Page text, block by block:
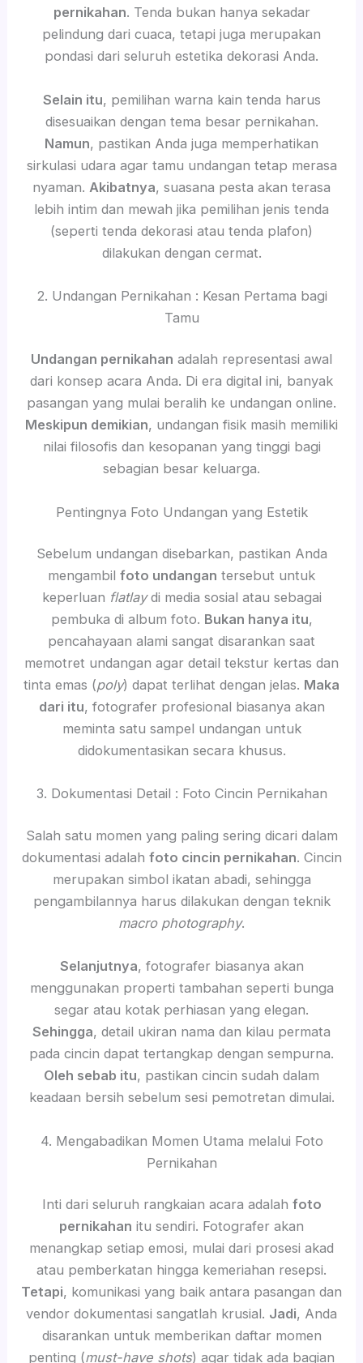
pernikahan. Tenda bukan hanya sekadar
pelindung dari cuaca, tetapi juga merupakan
pondasi dari seluruh estetika dekorasi Anda.
Selain itu, pemilihan warna kain tenda harus
disesuaikan dengan tema besar pernikahan.
Namun, pastikan Anda juga memperhatikan
sirkulasi udara agar tamu undangan tetap merasa
nyaman. Akibatnya, suasana pesta akan terasa
lebih intim dan mewah jika pemilihan jenis tenda
(seperti tenda dekorasi atau tenda plafon)
dilakukan dengan cermat.
2. Undangan Pernikahan : Kesan Pertama bagi
Tamu
Undangan pernikahan adalah representasi awal
dari konsep acara Anda. Di era digital ini, banyak
pasangan yang mulai beralih ke undangan online.
Meskipun demikian, undangan fisik masih memiliki
nilai filosofis dan kesopanan yang tinggi bagi
sebagian besar keluarga.
Pentingnya Foto Undangan yang Estetik
Sebelum undangan disebarkan, pastikan Anda
mengambil foto undangan tersebut untuk
keperluan flatlaydi media sosial atau sebagai
pembuka di album foto. Bukan hanya itu,
pencahayaan alami sangat disarankan saat
memotret undangan agar detail tekstur kertas dan
tinta emas (poly) dapat terlihat dengan jelas. Maka
dari itu, fotografer profesional biasanya akan
meminta satu sampel undangan untuk
didokumentasikan secara khusus.
3. Dokumentasi Detail : Foto Cincin Pernikahan
Salah satu momen yang paling sering dicari dalam
dokumentasi adalah foto cincin pernikahan. Cincin
merupakan simbol ikatan abadi, sehingga
pengambilannya harus dilakukan dengan teknik
macro photography.
Selanjutnya, fotografer biasanya akan
menggunakan properti tambahan seperti bunga
segar atau kotak perhiasan yang elegan.
Sehingga, detail ukiran nama dan kilau permata
pada cincin dapat tertangkap dengan sempurna.
Oleh sebab itu, pastikan cincin sudah dalam
keadaan bersih sebelum sesi pemotretan dimulai.
4. Mengabadikan Momen Utama melalui Foto
Pernikahan
Inti dari seluruh rangkaian acara adalah foto
pernikahan itu sendiri. Fotografer akan
menangkap setiap emosi, mulai dari prosesi akad
atau pemberkatan hingga kemeriahan resepsi.
Tetapi, komunikasi yang baik antara pasangan dan
vendor dokumentasi sangatlah krusial. Jadi, Anda
disarankan untuk memberikan daftar momen
penting (must-have shots) agar tidak ada bagian